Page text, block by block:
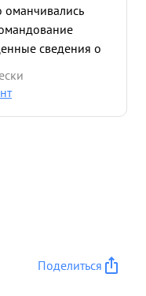
оманчивались
сведения о
1945 года
12
них неудачей.
отивнику большие
Поделиться